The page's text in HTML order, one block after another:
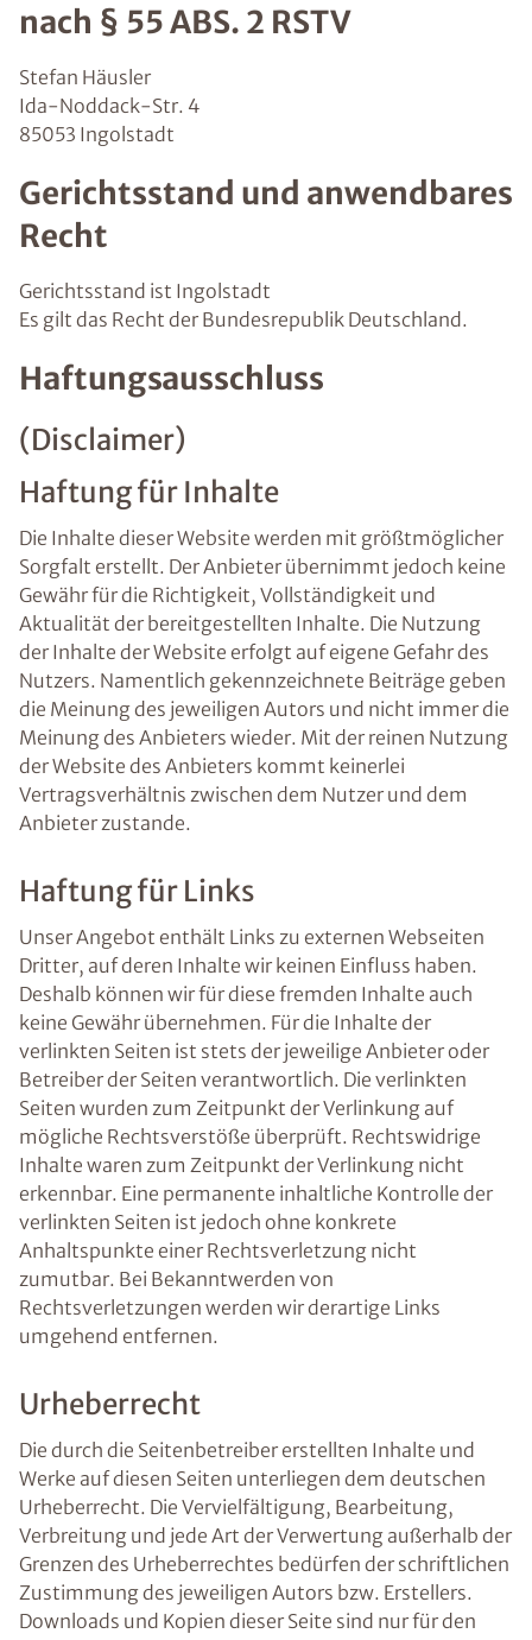
nach § 55 ABS. 2 RSTV
Stefan Häusler
Ida-Noddack-Str. 4
85053 Ingolstadt
Gerichtsstand und anwendbares
Recht
Gerichtsstand ist Ingolstadt
Es gilt das Recht der Bundesrepublik Deutschland.
Haftungsausschluss
(Disclaimer)
Haftung für Inhalte
Die Inhalte dieser Website werden mit größtmöglicher
Sorgfalt erstellt. Der Anbieter übernimmt jedoch keine
Gewähr für die Richtigkeit, Vollständigkeit und
Aktualität der bereitgestellten Inhalte. Die Nutzung
der Inhalte der Website erfolgt auf eigene Gefahr des
Nutzers. Namentlich gekennzeichnete Beiträge geben
die Meinung des jeweiligen Autors und nicht immer die
Meinung des Anbieters wieder. Mit der reinen Nutzung
der Website des Anbieters kommt keinerlei
Vertragsverhältnis zwischen dem Nutzer und dem
Anbieter zustande.
Haftung für Links
Unser Angebot enthält Links zu externen Webseiten
Dritter, auf deren Inhalte wir keinen Einfluss haben.
Deshalb können wir für diese fremden Inhalte auch
keine Gewähr übernehmen. Für die Inhalte der
verlinkten Seiten ist stets der jeweilige Anbieter oder
Betreiber der Seiten verantwortlich. Die verlinkten
Seiten wurden zum Zeitpunkt der Verlinkung auf
mögliche Rechtsverstöße überprüft. Rechtswidrige
Inhalte waren zum Zeitpunkt der Verlinkung nicht
erkennbar. Eine permanente inhaltliche Kontrolle der
verlinkten Seiten ist jedoch ohne konkrete
Anhaltspunkte einer Rechtsverletzung nicht
zumutbar. Bei Bekanntwerden von
Rechtsverletzungen werden wir derartige Links
umgehend entfernen.
Urheberrecht
Die durch die Seitenbetreiber erstellten Inhalte und
Werke auf diesen Seiten unterliegen dem deutschen
Urheberrecht. Die Vervielfältigung, Bearbeitung,
Verbreitung und jede Art der Verwertung außerhalb der
Grenzen des Urheberrechtes bedürfen der schriftlichen
Zustimmung des jeweiligen Autors bzw. Erstellers.
Downloads und Kopien dieser Seite sind nur für den